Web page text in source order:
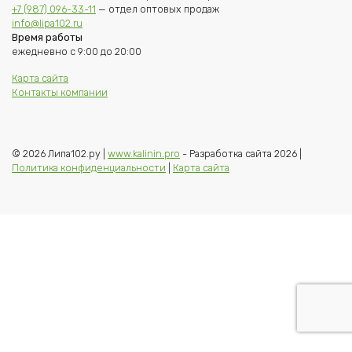
+7 (987) 096-33-11 — отдел оптовых продаж
info@lipa102.ru
Время работы
ежедневно с 9:00 до 20:00
Карта сайта
Контакты компании
© 2026 Липа102.ру | www.kalinin.pro - Разработка сайта 2026 |
Политика конфиденциальности
Карта сайта